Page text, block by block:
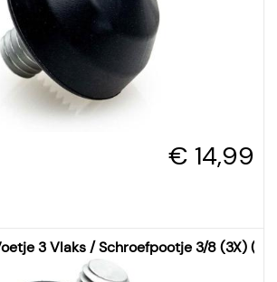
€ 14,99
3 Vlaks / Schroefpootje 3/8 (3X)